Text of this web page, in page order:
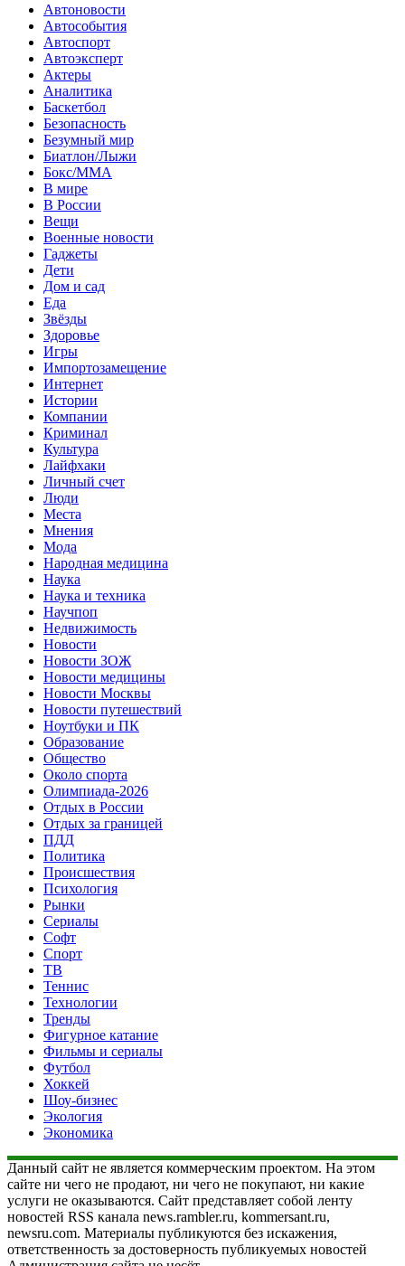
Автоновости
Автособытия
Автоспорт
Автоэксперт
Актеры
Аналитика
Баскетбол
Безопасность
Безумный мир
Биатлон/Лыжи
Бокс/MMA
В мире
В России
Вещи
Военные новости
Гаджеты
Дети
Дом и сад
Еда
Звёзды
Здоровье
Игры
Импортозамещение
Интернет
Истории
Компании
Криминал
Культура
Лайфхаки
Личный счет
Люди
Места
Мнения
Мода
Народная медицина
Наука
Наука и техника
Научпоп
Недвижимость
Новости
Новости ЗОЖ
Новости медицины
Новости Москвы
Новости путешествий
Ноутбуки и ПК
Образование
Общество
Около спорта
Олимпиада-2026
Отдых в России
Отдых за границей
ПДД
Политика
Происшествия
Психология
Рынки
Сериалы
Софт
Спорт
ТВ
Теннис
Технологии
Тренды
Фигурное катание
Фильмы и сериалы
Футбол
Хоккей
Шоу-бизнес
Экология
Экономика
Данный сайт не является коммерческим проектом. На этом
сайте ни чего не продают, ни чего не покупают, ни какие
услуги не оказываются. Сайт представляет собой ленту
новостей RSS канала news.rambler.ru, kommersant.ru,
newsru.com. Материалы публикуются без искажения,
ответственность за достоверность публикуемых новостей